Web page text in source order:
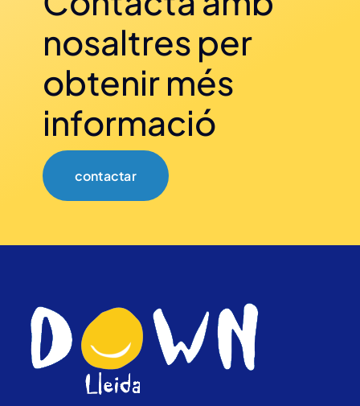
nosaltres per
obtenir més
informació
contactar